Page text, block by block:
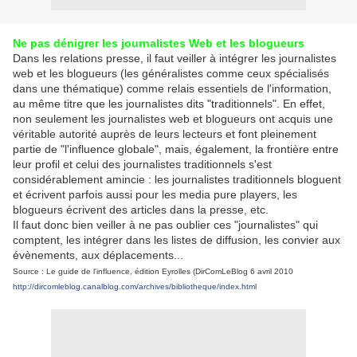
Ne pas dénigrer les journalistes Web et les blogueurs
Dans les relations presse, il faut veiller à intégrer les journalistes
web et les blogueurs (les généralistes comme ceux spécialisés
dans une thématique) comme relais essentiels de l'information,
au même titre que les journalistes dits "traditionnels". En effet,
non seulement les journalistes web et blogueurs ont acquis une
véritable autorité auprès de leurs lecteurs et font pleinement
partie de "l'influence globale", mais, également, la frontière entre
leur profil et celui des journalistes traditionnels s'est
considérablement amincie : les journalistes traditionnels bloguent
et écrivent parfois aussi pour les media pure players, les
blogueurs écrivent des articles dans la presse, etc.
Il faut donc bien veiller à ne pas oublier ces "journalistes" qui
comptent, les intégrer dans les listes de diffusion, les convier aux
évènements, aux déplacements...
Source : Le guide de l'influence, édition Eyrolles (DirComLeBlog 6 avril 2010
http://dircomleblog.canalblog.com/archives/bibliotheque/index.html